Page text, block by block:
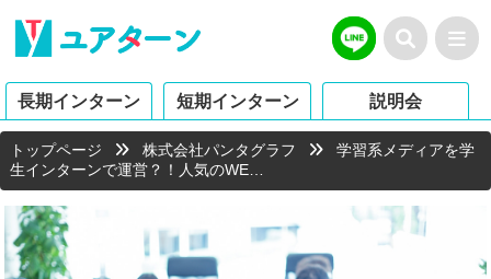
長期インターン 短期インターン 説明会
トップページ 株式会社パンタグラフ
学習系メディアを学
生インターンで運営？！人気のWE…